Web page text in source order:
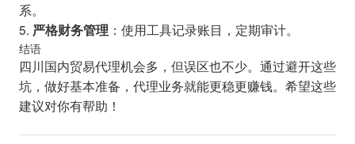
系。
5. 严格财务管理 ：使用工具记录账目，定期审计。
结语
四川国内贸易代理机会多，但误区也不少。通过避开这些
坑，做好基本准备，代理业务就能更稳更赚钱。希望这些
建议对你有帮助！